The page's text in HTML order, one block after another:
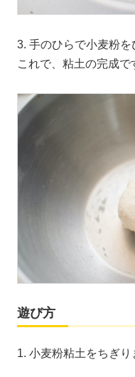
3. 手のひらで小麦粉を
これで、粘土の完成で
遊び方
1. 小麦粉粘土をちぎり